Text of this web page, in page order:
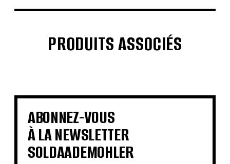
PRODUITS ASSOCIÉS
€ €
€ €
€ €
ABONNEZ-VOUS
À LA NEWSLETTER
SOLDAADEMOHLER